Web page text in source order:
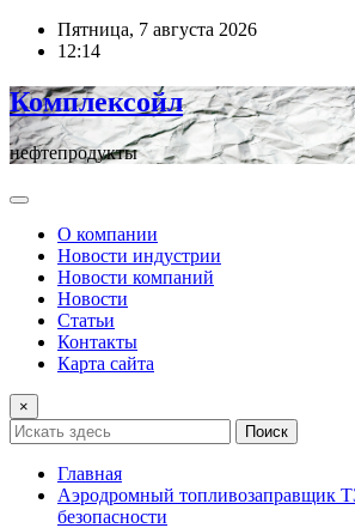
ПерейтиПятница, 7 августа 2026
12:14
Комплексойл
нефтепродукты
О компании
Новости индустрии
Новости компаний
Новости
Статьи
Контакты
Карта сайта
×
Поиск
Главная
Аэродромный топливозаправщик
безопасности